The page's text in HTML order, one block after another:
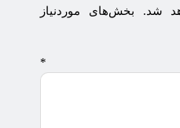
شد.
بخش‌های موردنیاز
*